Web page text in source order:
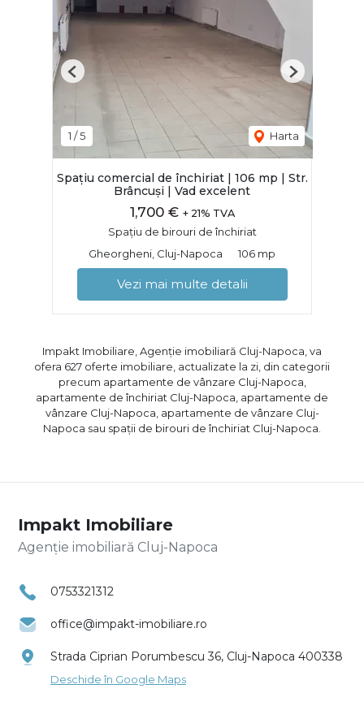
1 /5 Harta
Previous Next
Spațiu comercial de închiriat | 106 mp | Str.
Brâncuși | Vad excelent
1,700 € + 21% TVA
Spațiu de birouri de închiriat
Gheorgheni, Cluj-Napoca
106 mp
Vezi mai multe detalii
Impakt Imobiliare, Agenție imobiliară Cluj-Napoca, va
ofera 627 oferte imobiliare, actualizate la zi, din categorii
precum apartamente de vânzare Cluj-Napoca
apartamente de închiriat Cluj-Napoca apartamente de
vânzare Cluj-Napoca apartamente de vânzare Cluj-
Napoca sau spații de birouri de închiriat Cluj-Napoca
Impakt Imobiliare
Agenție imobiliară Cluj-Napoca
0753321312
office@impakt-imobiliare.ro
Strada Ciprian Porumbescu 36, Cluj-Napoca 400338
Deschide în Google Maps